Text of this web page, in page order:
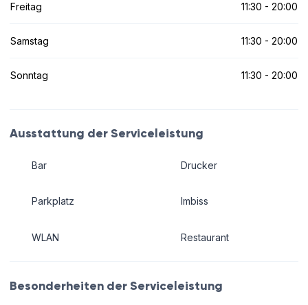
Freitag 11:30 - 20:00
Samstag 11:30 - 20:00
Sonntag 11:30 - 20:00
Ausstattung der Serviceleistung
Bar
Parkplatz
WLAN
Drucker
Imbiss
Restaurant
Besonderheiten der Serviceleistung